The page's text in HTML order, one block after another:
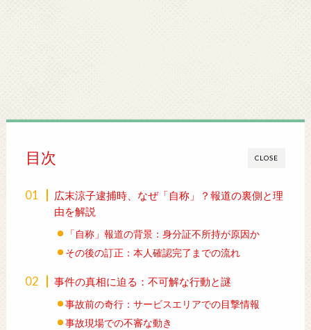
CLOSE
目次
広末涼子逮捕時、なぜ「自称」？報道の裏側と理
由を解説
「自称」報道の背景：身分証不所持が原因か
その後の訂正：本人確認完了までの流れ
事件の真相に迫る：不可解な行動と謎
事故前の奇行：サービスエリアでの目撃情報
事故現場での不審な動き